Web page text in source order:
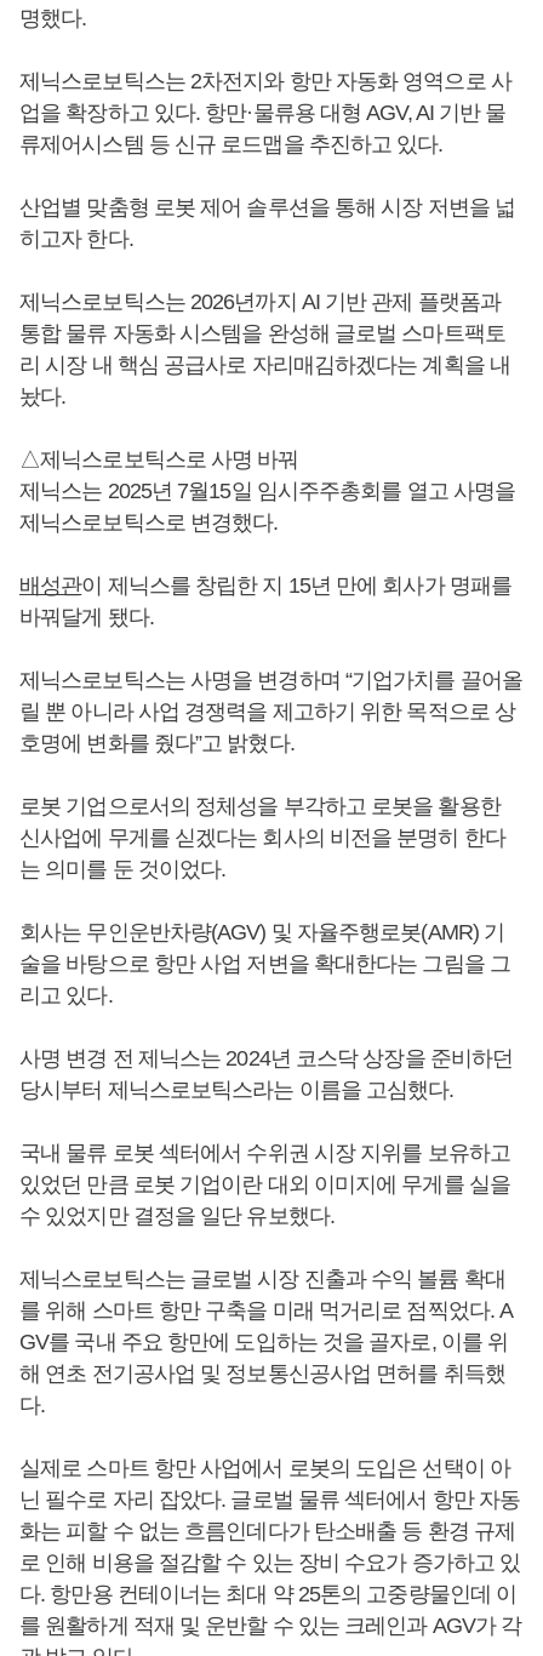
명했다.
제닉스로보틱스는 2차전지와 항만 자동화 영역으로 사
업을 확장하고 있다. 항만·물류용 대형 AGV, AI 기반 물
류제어시스템 등 신규 로드맵을 추진하고 있다.
산업별 맞춤형 로봇 제어 솔루션을 통해 시장 저변을 넓
히고자 한다.
제닉스로보틱스는 2026년까지 AI 기반 관제 플랫폼과
통합 물류 자동화 시스템을 완성해 글로벌 스마트팩토
리 시장 내 핵심 공급사로 자리매김하겠다는 계획을 내
놨다.
△제닉스로보틱스로 사명 바꿔
제닉스는 2025년 7월15일 임시주주총회를 열고 사명을
제닉스로보틱스로 변경했다.
배성관이 제닉스를 창립한 지 15년 만에 회사가 명패를
바꿔달게 됐다.
제닉스로보틱스는 사명을 변경하며 “기업가치를 끌어올
릴 뿐 아니라 사업 경쟁력을 제고하기 위한 목적으로 상
호명에 변화를 줬다”고 밝혔다.
로봇 기업으로서의 정체성을 부각하고 로봇을 활용한
신사업에 무게를 싣겠다는 회사의 비전을 분명히 한다
는 의미를 둔 것이었다.
회사는 무인운반차량(AGV) 및 자율주행로봇(AMR) 기
술을 바탕으로 항만 사업 저변을 확대한다는 그림을 그
리고 있다.
사명 변경 전 제닉스는 2024년 코스닥 상장을 준비하던
당시부터 제닉스로보틱스라는 이름을 고심했다.
국내 물류 로봇 섹터에서 수위권 시장 지위를 보유하고
있었던 만큼 로봇 기업이란 대외 이미지에 무게를 실을
수 있었지만 결정을 일단 유보했다.
제닉스로보틱스는 글로벌 시장 진출과 수익 볼륨 확대
를 위해 스마트 항만 구축을 미래 먹거리로 점찍었다. A
GV를 국내 주요 항만에 도입하는 것을 골자로, 이를 위
해 연초 전기공사업 및 정보통신공사업 면허를 취득했
다.
실제로 스마트 항만 사업에서 로봇의 도입은 선택이 아
닌 필수로 자리 잡았다. 글로벌 물류 섹터에서 항만 자동
화는 피할 수 없는 흐름인데다가 탄소배출 등 환경 규제
로 인해 비용을 절감할 수 있는 장비 수요가 증가하고 있
다. 항만용 컨테이너는 최대 약 25톤의 고중량물인데 이
를 원활하게 적재 및 운반할 수 있는 크레인과 AGV가 각